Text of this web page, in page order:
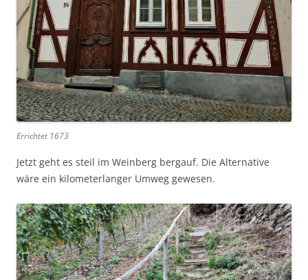
Errichtet 1673
Jetzt geht es steil im Weinberg bergauf. Die Alternative
wäre ein kilometerlanger Umweg gewesen.